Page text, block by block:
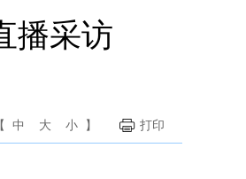
播采访
【 中 大 小 】 打印